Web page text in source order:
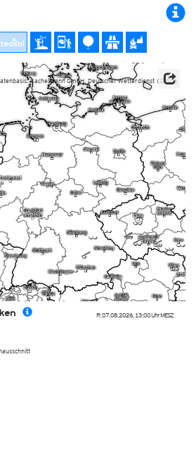
Fr. 07.08.2026, 13:00 UhrMESZ
Kachelmann GmbH, Deutscher Wetterdienst (DWD)